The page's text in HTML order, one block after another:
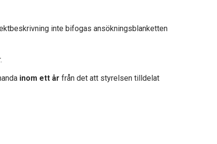
inte bifogas ansökningsblanketten
inom ett år från det att styrelsen tilldelat